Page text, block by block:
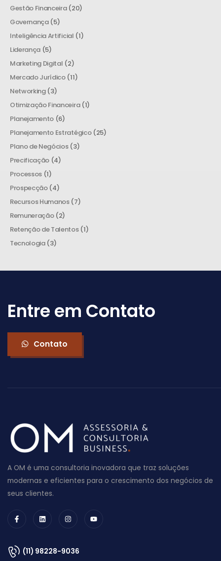
Gestão Financeira(20)
Governança(5)
Inteligência Artificial (1)
Liderança (5)
Marketing Digital (2)
Mercado Jurídico(11)
Networking(3)
Otimização Financeira(1)
Planejamento (6)
Planejamento Estratégico(25)
Plano de Negócios(3)
Precificação (4)
Processos (1)
Prospecção(4)
Recursos Humanos(7)
Remuneração(2)
Retenção de Talentos(1)
Tecnologia(3)
Entre em Contato
Contato
A OM é uma consultoria inovadora que traz soluções
modernas e eficientes para o crescimento dos negócios de
seus clientes.
(11) 98228-9036